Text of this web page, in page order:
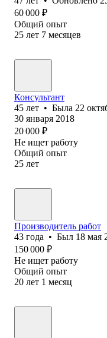
60 000 ₽
Общий опыт
25 лет 7 месяцев
Консу‎льтант
45 лет • Была 22
30 января 2018
20 000 ₽
Не ищет работу
Общий опыт
25 лет
Производитель работ
43 года • Был 18 мая
150 000 ₽
Не ищет работу
Общий опыт
20 лет 1 месяц